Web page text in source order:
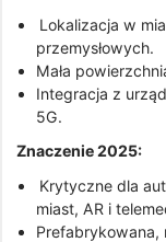
Lokalizacja w
przemysłowych.
Mała
Integracja z
5G.
Znaczenie 2025:
Krytyczne dla
miast, AR i
Prefabrykowana,